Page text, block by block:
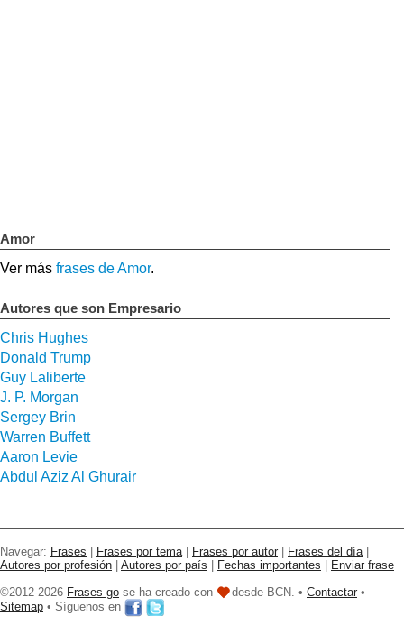
Amor
Ver más frases de Amor.
Autores que son Empresario
Chris Hughes
Donald Trump
Guy Laliberte
J. P. Morgan
Sergey Brin
Warren Buffett
Aaron Levie
Abdul Aziz Al Ghurair
Navegar: Frases Frases por tema| Frases por autor Frases del día|
Autores por profesión
Autores por país Fechas importantes
Enviar frase
©2012-2026 Frases go se ha creado con desde BCN. • Contactar •
Sitemap • Síguenos en